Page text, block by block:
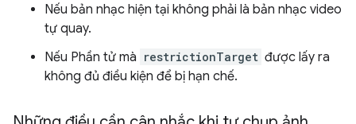
Nếu bản nhạc hiện tại không phải là bản nhạc video
tự quay.
Nếu Phần tử mà restrictionTarget được lấy ra
không đủ điều kiện để bị hạn chế.